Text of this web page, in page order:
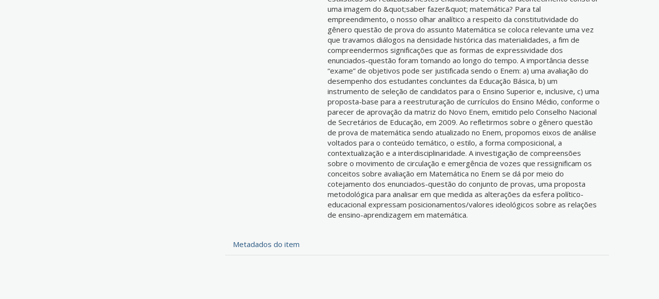
uma imagem do &quot;saber fazer&quot; matemática? Para tal
empreendimento, o nosso olhar analítico a respeito da constitutividade do
gênero questão de prova do assunto Matemática se coloca relevante uma vez
que travamos diálogos na densidade histórica das materialidades, a fim de
compreendermos significações que as formas de expressividade dos
enunciados-questão foram tomando ao longo do tempo. A importância desse
“exame” de objetivos pode ser justificada sendo o Enem: a) uma avaliação do
desempenho dos estudantes concluintes da Educação Básica, b) um
instrumento de seleção de candidatos para o Ensino Superior e, inclusive, c) uma
proposta-base para a reestruturação de currículos do Ensino Médio, conforme o
parecer de aprovação da matriz do Novo Enem, emitido pelo Conselho Nacional
de Secretários de Educação, em 2009. Ao refletirmos sobre o gênero questão
de prova de matemática sendo atualizado no Enem, propomos eixos de análise
voltados para o conteúdo temático, o estilo, a forma composicional, a
contextualização e a interdisciplinaridade. A investigação de compreensões
sobre o movimento de circulação e emergência de vozes que ressignificam os
conceitos sobre avaliação em Matemática no Enem se dá por meio do
cotejamento dos enunciados-questão do conjunto de provas, uma proposta
metodológica para analisar em que medida as alterações da esfera político-
educacional expressam posicionamentos/valores ideológicos sobre as relações
de ensino-aprendizagem em matemática.
Metadados do item